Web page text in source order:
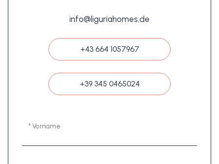
info@liguriahomes.de
+43 664 1057967
+39 345 0465024
* Vorname